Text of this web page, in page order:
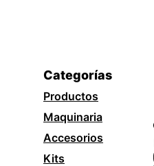
Categorías
Productos
Maquinaria
Accesorios
Kits